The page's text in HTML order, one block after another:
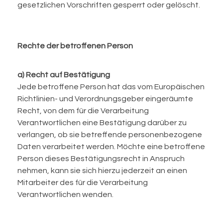
gesetzlichen Vorschriften gesperrt oder gelöscht.
Rechte der betroffenen Person
a) Recht auf Bestätigung
Jede betroffene Person hat das vom Europäischen
Richtlinien- und Verordnungsgeber eingeräumte
Recht, von dem für die Verarbeitung
Verantwortlichen eine Bestätigung darüber zu
verlangen, ob sie betreffende personenbezogene
Daten verarbeitet werden. Möchte eine betroffene
Person dieses Bestätigungsrecht in Anspruch
nehmen, kann sie sich hierzu jederzeit an einen
Mitarbeiter des für die Verarbeitung
Verantwortlichen wenden.